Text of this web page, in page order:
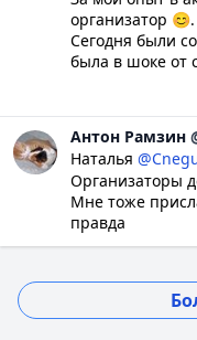
организатор
Сегодня были
была в шоке от
Антон Рамзин
Наталья
Организаторы
Мне тоже
правда